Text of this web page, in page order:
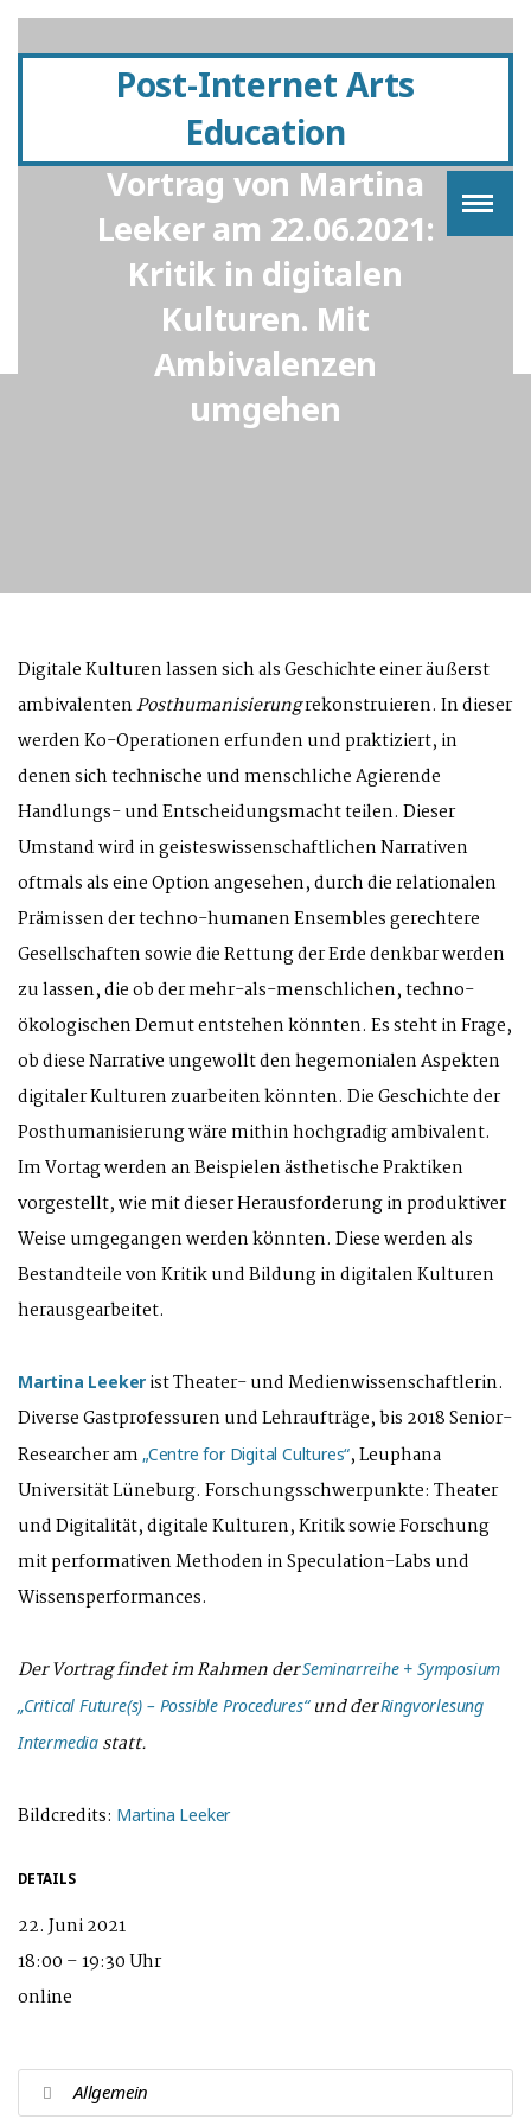
Post-Internet Arts
Education
Vortrag von Martina
Leeker am 22.06.2021:
Kritik in digitalen
Kulturen. Mit
Ambivalenzen
umgehen
Digitale Kulturen lassen sich als Geschichte einer äußerst
ambivalentenPosthumanisierungrekonstruieren. In dieser
werden Ko-Operationen erfunden und praktiziert, in
denen sich technische und menschliche Agierende
Handlungs- und Entscheidungsmacht teilen. Dieser
Umstand wird in geisteswissenschaftlichen Narrativen
oftmals als eine Option angesehen, durch die relationalen
Prämissen der techno-humanen Ensembles gerechtere
Gesellschaften sowie die Rettung der Erde denkbar werden
zu lassen, die ob der mehr-als-menschlichen, techno-
ökologischen Demut entstehen könnten. Es steht in Frage,
ob diese Narrative ungewollt den hegemonialen Aspekten
digitaler Kulturen zuarbeiten könnten. Die Geschichte der
Posthumanisierung wäre mithin hochgradig ambivalent.
Im Vortag werden an Beispielen ästhetische Praktiken
vorgestellt, wie mit dieser Herausforderung in produktiver
Weise umgegangen werden könnten. Diese werden als
Bestandteile von Kritik und Bildung in digitalen Kulturen
herausgearbeitet.
Martina Leeker ist Theater- und Medienwissenschaftlerin.
Diverse Gastprofessuren und Lehraufträge, bis 2018 Senior-
Researcher am„Centre for Digital Cultures“, Leuphana
Universität Lüneburg. Forschungsschwerpunkte: Theater
und Digitalität, digitale Kulturen, Kritik sowie Forschung
mit performativen Methoden in Speculation-Labs und
Wissensperformances.
Der Vortrag findet im Rahmen derSeminarreihe + Symposium
„Critical Future(s) – Possible Procedures“und derRingvorlesung
Intermedia statt.
Bildcredits: Martina Leeker
DETAILS
22. Juni 2021
18:00 – 19:30 Uhr
online
Allgemein